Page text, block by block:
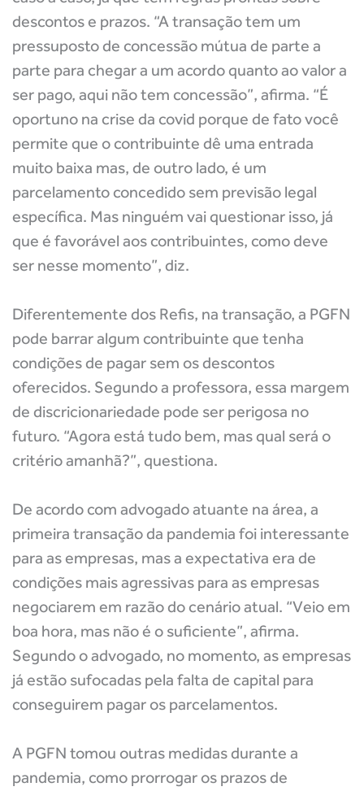
descontos e prazos. “A transação tem um
pressuposto de concessão mútua de parte a
parte para chegar a um acordo quanto ao valor a
ser pago, aqui não tem concessão”, afirma. “É
oportuno na crise da covid porque de fato você
permite que o contribuinte dê uma entrada
muito baixa mas, de outro lado, é um
parcelamento concedido sem previsão legal
específica. Mas ninguém vai questionar isso, já
que é favorável aos contribuintes, como deve
ser nesse momento”, diz.
Diferentemente dos Refis, na transação, a PGFN
pode barrar algum contribuinte que tenha
condições de pagar sem os descontos
oferecidos. Segundo a professora, essa margem
de discricionariedade pode ser perigosa no
futuro. “Agora está tudo bem, mas qual será o
critério amanhã?”, questiona.
De acordo com advogado atuante na área, a
primeira transação da pandemia foi interessante
para as empresas, mas a expectativa era de
condições mais agressivas para as empresas
negociarem em razão do cenário atual. “Veio em
boa hora, mas não é o suficiente”, afirma.
Segundo o advogado, no momento, as empresas
já estão sufocadas pela falta de capital para
conseguirem pagar os parcelamentos.
A PGFN tomou outras medidas durante a
pandemia, como prorrogar os prazos de